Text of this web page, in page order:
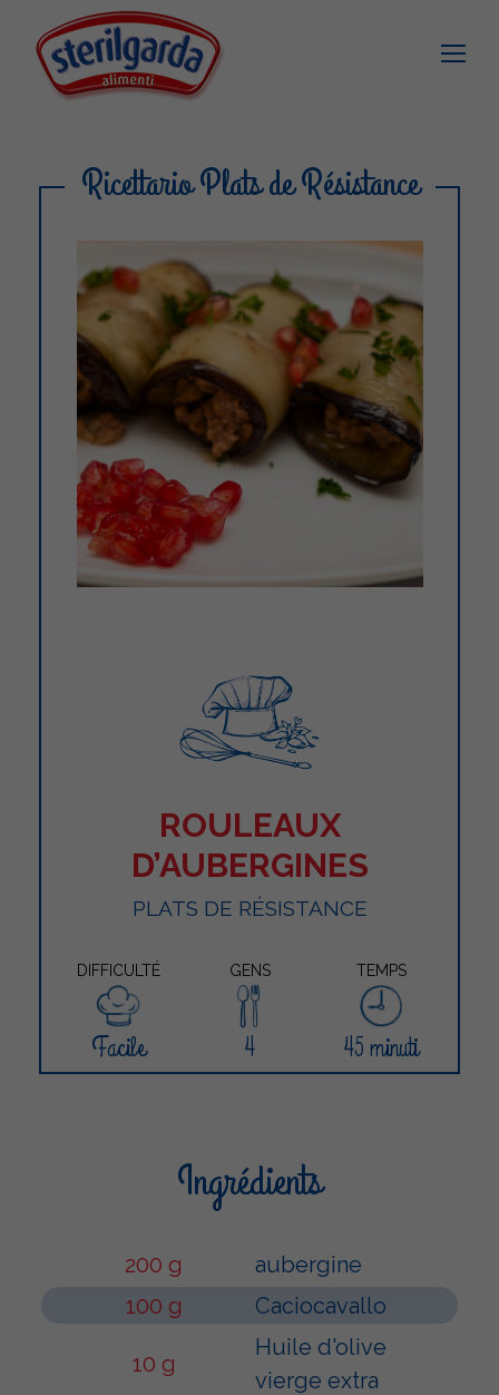
Ricettario Plats de Résistance
ROULEAUX
D’AUBERGINES
PLATS DE RÉSISTANCE
DIFFICULTÉ GENS TEMPS
Facile 4 45 minuti
Ingrédients
200 g
aubergine
100 g
Caciocavallo
10 g
Huile d'olive
vierge extra